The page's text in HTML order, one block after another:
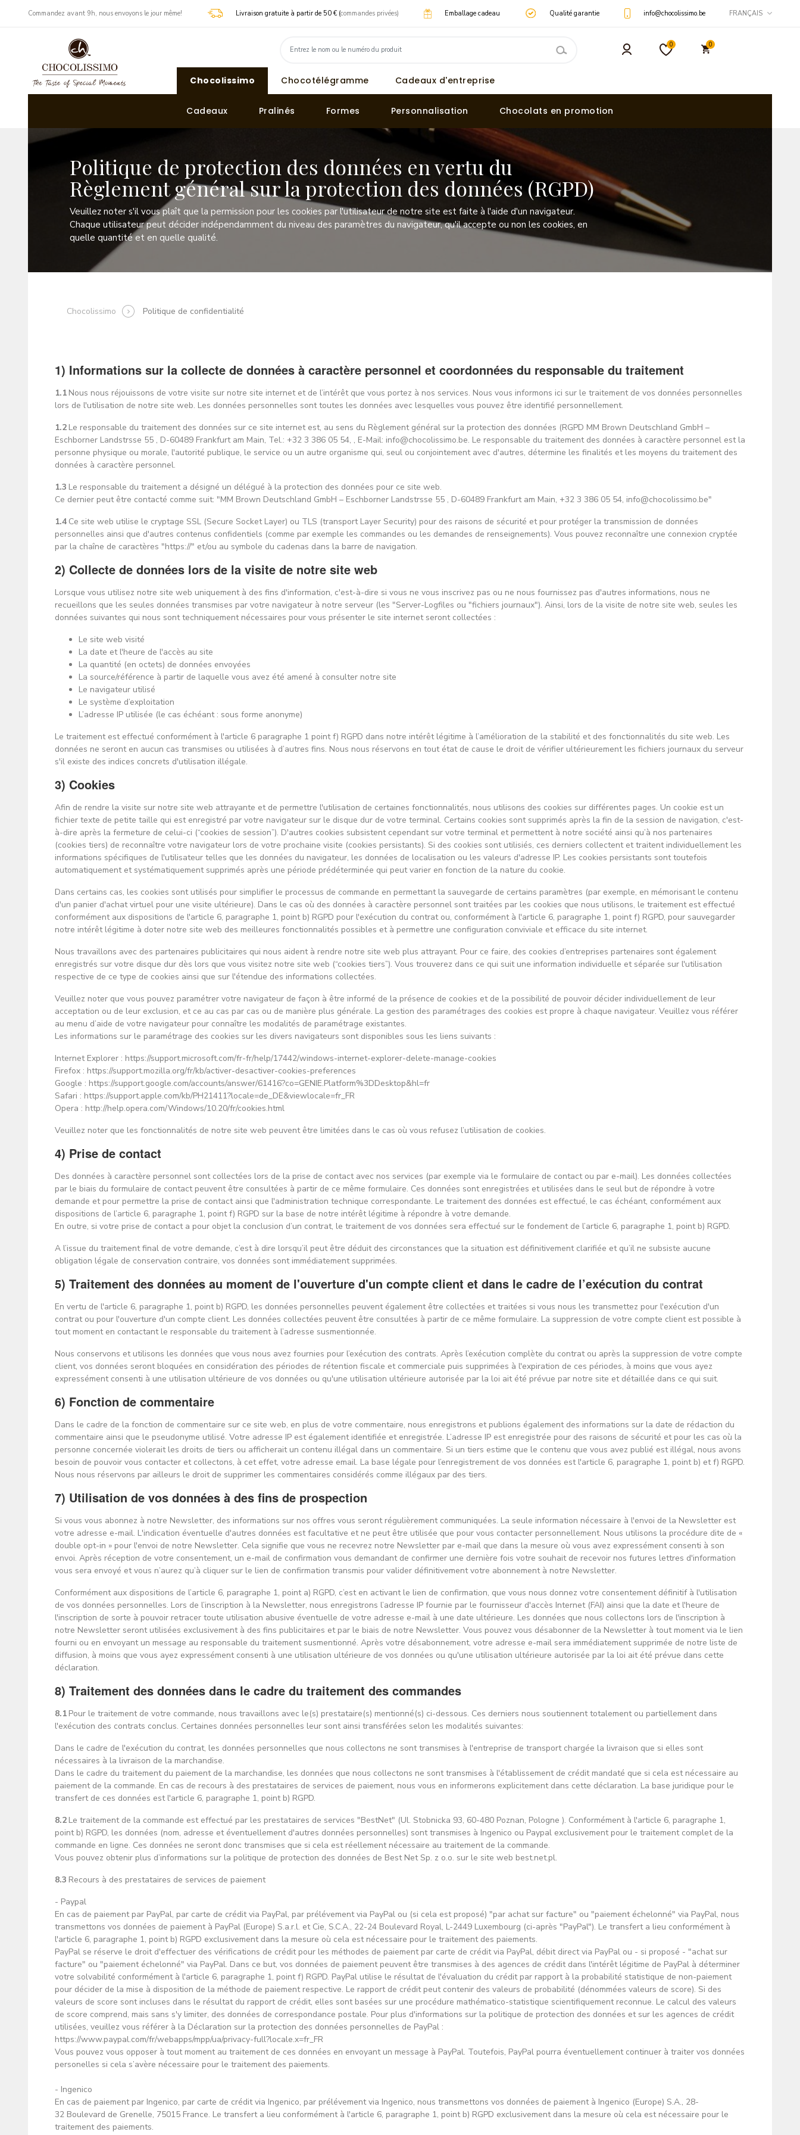
​Commandez avant 9h, nous envoyons le jour même! Livraison gratuite à partir de 50 € (commandes privées) Emballage cadeau Qualité garantie info@chocolissimo.be FRANÇAIS
0 0
Chocolissimo Chocotélégramme Cadeaux d'entreprise
Cadeaux Pralinés Formes Personnalisation Chocolats en promotion
Politique de protection des données en vertu du
Règlement général sur la protection des données (RGPD)
Veuillez noter ​s'il vous plaît que la permission pour les cookies par l'utilisateur de notre site est faite à l'aide d'un navigateur.
Chaque utilisateur peut décider indépendamment du niveau des paramètres du navigateur, qu'il accepte ou non les cookies, en
quelle quantité et en quelle qualité.
Chocolissimo Politique de confidentialité
1) Informations sur la collecte de données à caractère personnel et coordonnées du responsable du traitement
1.1 Nous nous réjouissons de votre visite sur notre site internet et de l’intérêt que vous portez à nos services. Nous vous informons ici sur le traitement de vos données personnelles
lors de l'utilisation de notre site web. Les données personnelles sont toutes les données avec lesquelles vous pouvez être identifié personnellement.
1.2 Le responsable du traitement des données sur ce site internet est, au sens du Règlement général sur la protection des données (RGPD MM Brown Deutschland GmbH –
Eschborner Landstrsse 55 , D-60489 Frankfurt am Main, Tel.: +32 3 386 05 54, , E-Mail: info@chocolissimo.be. Le responsable du traitement des données à caractère personnel est la
personne physique ou morale, l'autorité publique, le service ou un autre organisme qui, seul ou conjointement avec d'autres, détermine les finalités et les moyens du traitement des
données à caractère personnel.
1.3 Le responsable du traitement a désigné un délégué à la protection des données pour ce site web.
Ce dernier peut être contacté comme suit: "MM Brown Deutschland GmbH – Eschborner Landstrsse 55 , D-60489 Frankfurt am Main, +32 3 386 05 54, info@chocolissimo.be"
1.4 Ce site web utilise le cryptage SSL (Secure Socket Layer) ou TLS (transport Layer Security) pour des raisons de sécurité et pour protéger la transmission de données
personnelles ainsi que d'autres contenus confidentiels (comme par exemple les commandes ou les demandes de renseignements). Vous pouvez reconnaître une connexion cryptée
par la chaîne de caractères "https://" et/ou au symbole du cadenas dans la barre de navigation.
2) Collecte de données lors de la visite de notre site web
Lorsque vous utilisez notre site web uniquement à des fins d'information, c'est-à-dire si vous ne vous inscrivez pas ou ne nous fournissez pas d'autres informations, nous ne
recueillons que les seules données transmises par votre navigateur à notre serveur (les "Server-Logfiles ou "fichiers journaux"). Ainsi, lors de la visite de notre site web, seules les
données suivantes qui nous sont techniquement nécessaires pour vous présenter le site internet seront collectées :
Le site web visité
La date et l'heure de l'accès au site
La quantité (en octets) de données envoyées
La source/référence à partir de laquelle vous avez été amené à consulter notre site
Le navigateur utilisé
Le système d’exploitation
L’adresse IP utilisée (le cas échéant : sous forme anonyme)
Le traitement est effectué conformément à l'article 6 paragraphe 1 point f) RGPD dans notre intérêt légitime à l’amélioration de la stabilité et des fonctionnalités du site web. Les
données ne seront en aucun cas transmises ou utilisées à d’autres fins. Nous nous réservons en tout état de cause le droit de vérifier ultérieurement les fichiers journaux du serveur
s'il existe des indices concrets d'utilisation illégale.
3) Cookies
Afin de rendre la visite sur notre site web attrayante et de permettre l'utilisation de certaines fonctionnalités, nous utilisons des cookies sur différentes pages. Un cookie est un
fichier texte de petite taille qui est enregistré par votre navigateur sur le disque dur de votre terminal. Certains cookies sont supprimés après la fin de la session de navigation, c'est-
à-dire après la fermeture de celui-ci (“cookies de session”). D'autres cookies subsistent cependant sur votre terminal et permettent à notre société ainsi qu’à nos partenaires
(cookies tiers) de reconnaître votre navigateur lors de votre prochaine visite (cookies persistants). Si des cookies sont utilisiés, ces derniers collectent et traitent individuellement les
informations spécifiques de l'utilisateur telles que les données du navigateur, les données de localisation ou les valeurs d'adresse IP. Les cookies persistants sont toutefois
automatiquement et systématiquement supprimés après une période prédéterminée qui peut varier en fonction de la nature du cookie.
Dans certains cas, les cookies sont utilisés pour simplifier le processus de commande en permettant la sauvegarde de certains paramètres (par exemple, en mémorisant le contenu
d'un panier d'achat virtuel pour une visite ultérieure). Dans le cas où des données à caractère personnel sont traitées par les cookies que nous utilisons, le traitement est effectué
conformément aux dispositions de l'article 6, paragraphe 1, point b) RGPD pour l'exécution du contrat ou, conformément à l'article 6, paragraphe 1, point f) RGPD, pour sauvegarder
notre intérêt légitime à doter notre site web des meilleures fonctionnalités possibles et à permettre une configuration conviviale et efficace du site internet.
Nous travaillons avec des partenaires publicitaires qui nous aident à rendre notre site web plus attrayant. Pour ce faire, des cookies d’entreprises partenaires sont également
enregistrés sur votre disque dur dès lors que vous visitez notre site web (“cookies tiers”). Vous trouverez dans ce qui suit une information individuelle et séparée sur l'utilisation
respective de ce type de cookies ainsi que sur l'étendue des informations collectées.
Veuillez noter que vous pouvez paramétrer votre navigateur de façon à être informé de la présence de cookies et de la possibilité de pouvoir décider individuellement de leur
acceptation ou de leur exclusion, et ce au cas par cas ou de manière plus générale. La gestion des paramétrages des cookies est propre à chaque navigateur. Veuillez vous référer
au menu d’aide de votre navigateur pour connaître les modalités de paramétrage existantes.
Les informations sur le paramétrage des cookies sur les divers navigateurs sont disponibles sous les liens suivants :
Internet Explorer : https://support.microsoft.com/fr-fr/help/17442/windows-internet-explorer-delete-manage-cookies
Firefox : https://support.mozilla.org/fr/kb/activer-desactiver-cookies-preferences
Google : https://support.google.com/accounts/answer/61416?co=GENIE.Platform%3DDesktop&hl=fr
Safari : https://support.apple.com/kb/PH21411?locale=de_DE&viewlocale=fr_FR
Opera : http://help.opera.com/Windows/10.20/fr/cookies.html
Veuillez noter que les fonctionnalités de notre site web peuvent être limitées dans le cas où vous refusez l’utilisation de cookies.
4) Prise de contact
Des données à caractère personnel sont collectées lors de la prise de contact avec nos services (par exemple via le formulaire de contact ou par e-mail). Les données collectées
par le biais du formulaire de contact peuvent être consultées à partir de ce même formulaire. Ces données sont enregistrées et utilisées dans le seul but de répondre à votre
demande et pour permettre la prise de contact ainsi que l'administration technique correspondante. Le traitement des données est effectué, le cas échéant, conformément aux
dispositions de l’article 6, paragraphe 1, point f) RGPD sur la base de notre intérêt légitime à répondre à votre demande.
En outre, si votre prise de contact a pour objet la conclusion d’un contrat, le traitement de vos données sera effectué sur le fondement de l’article 6, paragraphe 1, point b) RGPD.
A l’issue du traitement final de votre demande, c’est à dire lorsqu’il peut être déduit des circonstances que la situation est définitivement clarifiée et qu’il ne subsiste aucune
obligation légale de conservation contraire, vos données sont immédiatement supprimées.
5) Traitement des données au moment de l'ouverture d'un compte client et dans le cadre de l’exécution du contrat
En vertu de l'article 6, paragraphe 1, point b) RGPD, les données personnelles peuvent également être collectées et traitées si vous nous les transmettez pour l'exécution d'un
contrat ou pour l'ouverture d'un compte client. Les données collectées peuvent être consultées à partir de ce même formulaire. La suppression de votre compte client est possible à
tout moment en contactant le responsable du traitement à l’adresse susmentionnée.
Nous conservons et utilisons les données que vous nous avez fournies pour l’exécution des contrats. Après l’exécution complète du contrat ou après la suppression de votre compte
client, vos données seront bloquées en considération des périodes de rétention fiscale et commerciale puis supprimées à l'expiration de ces périodes, à moins que vous ayez
expressément consenti à une utilisation ultérieure de vos données ou qu'une utilisation ultérieure autorisée par la loi ait été prévue par notre site et détaillée dans ce qui suit.
6) Fonction de commentaire
Dans le cadre de la fonction de commentaire sur ce site web, en plus de votre commentaire, nous enregistrons et publions également des informations sur la date de rédaction du
commentaire ainsi que le pseudonyme utilisé. Votre adresse IP est également identifiée et enregistrée. L’adresse IP est enregistrée pour des raisons de sécurité et pour les cas où la
personne concernée violerait les droits de tiers ou afficherait un contenu illégal dans un commentaire. Si un tiers estime que le contenu que vous avez publié est illégal, nous avons
besoin de pouvoir vous contacter et collectons, à cet effet, votre adresse email. La base légale pour l’enregistrement de vos données est l'article 6, paragraphe 1, point b) et f) RGPD.
Nous nous réservons par ailleurs le droit de supprimer les commentaires considérés comme illégaux par des tiers.
7) Utilisation de vos données à des fins de prospection
Si vous vous abonnez à notre Newsletter, des informations sur nos offres vous seront régulièrement communiquées. La seule information nécessaire à l'envoi de la Newsletter est
votre adresse e-mail. L'indication éventuelle d'autres données est facultative et ne peut être utilisée que pour vous contacter personnellement. Nous utilisons la procédure dite de «
double opt-in » pour l'envoi de notre Newsletter. Cela signifie que vous ne recevrez notre Newsletter par e-mail que dans la mesure où vous avez expressément consenti à son
envoi. Après réception de votre consentement, un e-mail de confirmation vous demandant de confirmer une dernière fois votre souhait de recevoir nos futures lettres d'information
vous sera envoyé et vous n’aurez qu’à cliquer sur le lien de confirmation transmis pour valider définitivement votre abonnement à notre Newsletter.
Conformément aux dispositions de l’article 6, paragraphe 1, point a) RGPD, c’est en activant le lien de confirmation, que vous nous donnez votre consentement définitif à l'utilisation
de vos données personnelles. Lors de l’inscription à la Newsletter, nous enregistrons l’adresse IP fournie par le fournisseur d'accès Internet (FAI) ainsi que la date et l'heure de
l'inscription de sorte à pouvoir retracer toute utilisation abusive éventuelle de votre adresse e-mail à une date ultérieure. Les données que nous collectons lors de l'inscription à
notre Newsletter seront utilisées exclusivement à des fins publicitaires et par le biais de notre Newsletter. Vous pouvez vous désabonner de la Newsletter à tout moment via le lien
fourni ou en envoyant un message au responsable du traitement susmentionné. Après votre désabonnement, votre adresse e-mail sera immédiatement supprimée de notre liste de
diffusion, à moins que vous ayez expressément consenti à une utilisation ultérieure de vos données ou qu'une utilisation ultérieure autorisée par la loi ait été prévue dans cette
déclaration.
8) Traitement des données dans le cadre du traitement des commandes
8.1 Pour le traitement de votre commande, nous travaillons avec le(s) prestataire(s) mentionné(s) ci-dessous. Ces derniers nous soutiennent totalement ou partiellement dans
l'exécution des contrats conclus. Certaines données personnelles leur sont ainsi transférées selon les modalités suivantes:
Dans le cadre de l'exécution du contrat, les données personnelles que nous collectons ne sont transmises à l'entreprise de transport chargée la livraison que si elles sont
nécessaires à la livraison de la marchandise.
Dans le cadre du traitement du paiement de la marchandise, les données que nous collectons ne sont transmises à l'établissement de crédit mandaté que si cela est nécessaire au
paiement de la commande. En cas de recours à des prestataires de services de paiement, nous vous en informerons explicitement dans cette déclaration. La base juridique pour le
transfert de ces données est l'article 6, paragraphe 1, point b) RGPD.
8.2 Le traitement de la commande est effectué par les prestataires de services "BestNet" (Ul. Stobnicka 93, 60-480 Poznan, Pologne ). Conformément à l'article 6, paragraphe 1,
point b) RGPD, les données (nom, adresse et éventuellement d'autres données personnelles) sont transmises à Ingenico ou Paypal exclusivement pour le traitement complet de la
commande en ligne. Ces données ne seront donc transmises que si cela est réellement nécessaire au traitement de la commande.
Vous pouvez obtenir plus d’informations sur la politique de protection des données de Best Net Sp. z o.o. sur le site web best.net.pl.
8.3 Recours à des prestataires de services de paiement
- Paypal
En cas de paiement par PayPal, par carte de crédit via PayPal, par prélévement via PayPal ou (si cela est proposé) "par achat sur facture" ou "paiement échelonné" via PayPal, nous
transmettons vos données de paiement à PayPal (Europe) S.a.r.l. et Cie, S.C.A., 22-24 Boulevard Royal, L-2449 Luxembourg (ci-après "PayPal"). Le transfert a lieu conformément à
l'article 6, paragraphe 1, point b) RGPD exclusivement dans la mesure où cela est nécessaire pour le traitement des paiements.
PayPal se réserve le droit d'effectuer des vérifications de crédit pour les méthodes de paiement par carte de crédit via PayPal, débit direct via PayPal ou - si proposé - "achat sur
facture" ou "paiement échelonné" via PayPal. Dans ce but, vos données de paiement peuvent être transmises à des agences de crédit dans l'intérêt légitime de PayPal à déterminer
votre solvabilité conformément à l'article 6, paragraphe 1, point f) RGPD. PayPal utilise le résultat de l'évaluation du crédit par rapport à la probabilité statistique de non-paiement
pour décider de la mise à disposition de la méthode de paiement respective. Le rapport de crédit peut contenir des valeurs de probabilité (dénommées valeurs de score). Si des
valeurs de score sont incluses dans le résultat du rapport de crédit, elles sont basées sur une procédure mathématico-statistique scientifiquement reconnue. Le calcul des valeurs
de score comprend, mais sans s'y limiter, des données de correspondance postale. Pour plus d'informations sur la politique de protection des données et sur les agences de crédit
utilisées, veuillez vous référer à la Déclaration sur la protection des données personnelles de PayPal :
https://www.paypal.com/fr/webapps/mpp/ua/privacy-full?locale.x=fr_FR
Vous pouvez vous opposer à tout moment au traitement de ces données en envoyant un message à PayPal. Toutefois, PayPal pourra éventuellement continuer à traiter vos données
personelles si cela s’avère nécessaire pour le traitement des paiements.
- Ingenico
En cas de paiement par Ingenico, par carte de crédit via Ingenico, par prélévement via Ingenico, nous transmettons vos données de paiement à Ingenico (Europe) S.A., 28-
32 Boulevard de Grenelle, 75015 France. Le transfert a lieu conformément à l'article 6, paragraphe 1, point b) RGPD exclusivement dans la mesure où cela est nécessaire pour le
traitement des paiements.